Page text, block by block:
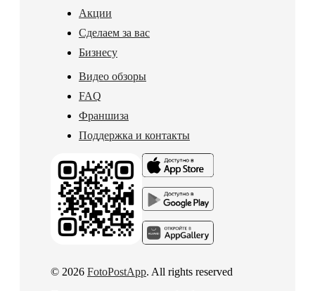
Акции
Сделаем за вас
Бизнесу
Видео обзоры
FAQ
Франшиза
Поддержка и контакты
© 2026 FotoPostApp. All rights reserved